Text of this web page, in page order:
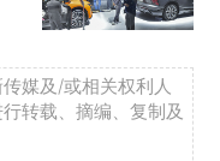
媒及/或相关权利人
转载、摘编、复制及